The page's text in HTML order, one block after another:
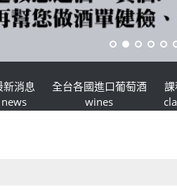
新消息
news
全台各國進口葡萄酒
wines